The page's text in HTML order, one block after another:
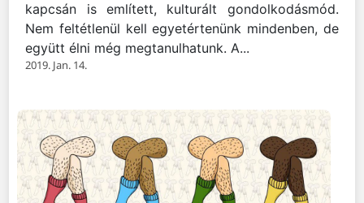
kapcsán is említett, kulturált gondolkodásmód.
Nem feltétlenül kell egyetértenünk mindenben, de
együtt élni még megtanulhatunk. A...
2019. Jan. 14.